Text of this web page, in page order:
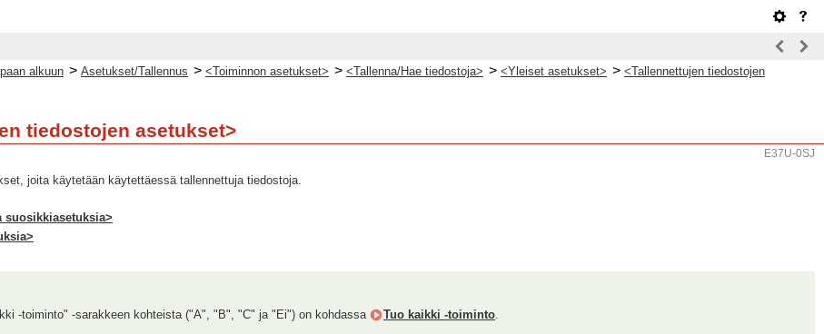
alkuun > Asetukset/Tallennus > <Toiminnon asetukset> > <Tallenna/Hae tiedostoja> > <Yleiset asetukset> > <Tallennettujen tiedostojen
tiedostojen asetukset>
E37U-0SJ
joita käytetään käytettäessä tallennettuja tiedostoja.
suosikkiasetuksia>
-toiminto" -sarakkeen kohteista ("A", "B", "C" ja "Ei") on kohdassa Tuo kaikki -toiminto.